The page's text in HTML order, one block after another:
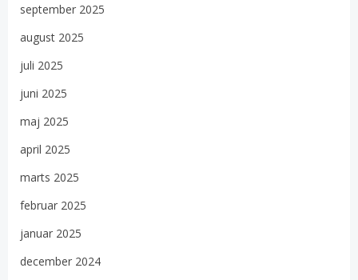
september 2025
august 2025
juli 2025
juni 2025
maj 2025
april 2025
marts 2025
februar 2025
januar 2025
december 2024